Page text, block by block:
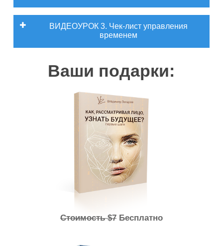
ВИДЕОУРОК 3. Чек-лист управления
временем
Ваши подарки:
Стоимость $7Бесплатно